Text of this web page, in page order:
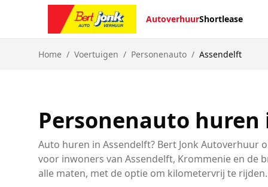
AutoverhuurShortlease
Home / Voertuigen / Personenauto / Assendelft
Personenauto
Auto huren in Assendelft? Bert Jonk Autoverhuur
voor inwoners van Assendelft, Krommenie en de
alle maten, met de optie om kilometervrij te rijden.